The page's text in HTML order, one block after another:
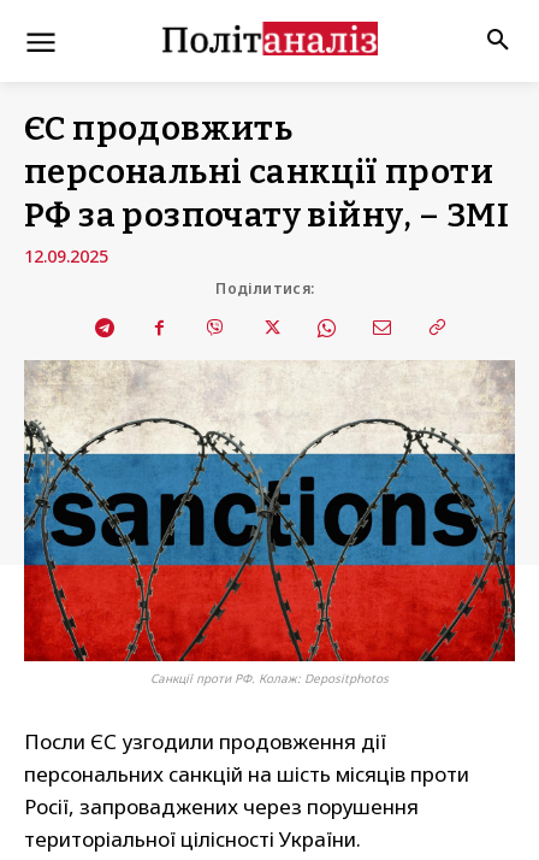
ЄС продовжить
персональні санкції проти
РФ за розпочату війну, – ЗМІ
12.09.2025
Поділитися:
Санкції проти РФ. Колаж: Depositphotos
Посли ЄС узгодили продовження дії
персональних санкцій на шість місяців проти
Росії, запроваджених через порушення
територіальної цілісності України.